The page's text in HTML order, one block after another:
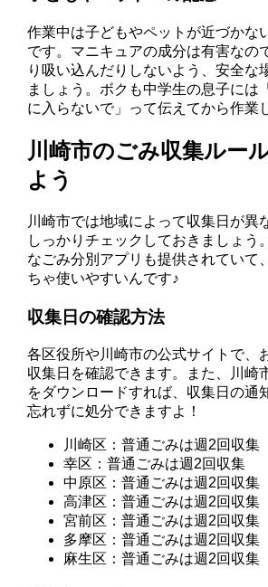
作業中は子どもやペットが近づかな
です。マニキュアの成分は有害なの
り吸い込んだりしないよう、安全な
ましょう。ボクも中学生の息子には
に入らないで」って伝えてから作業
川崎市のごみ収集ルー
よう
川崎市では地域によって収集日が異
しっかりチェックしておきましょう
なごみ分別アプリも提供されていて
ちゃ使いやすいんです♪
収集日の確認方法
各区役所や川崎市の公式サイトで、
収集日を確認できます。また、川崎
をダウンロードすれば、収集日の通
忘れずに処分できますよ！
川崎区：普通ごみは週2回収集
幸区：普通ごみは週2回収集
中原区：普通ごみは週2回収集
高津区：普通ごみは週2回収集
宮前区：普通ごみは週2回収集
多摩区：普通ごみは週2回収集
麻生区：普通ごみは週2回収集